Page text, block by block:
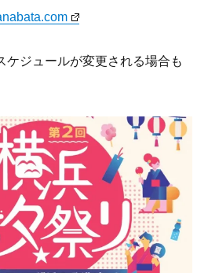
ジュールが変更される場合も